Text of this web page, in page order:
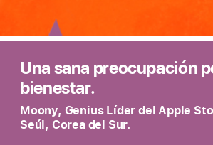
Una sana preocupación
bienestar.
Moony, Genius Líder del Apple
Seúl, Corea del Sur.